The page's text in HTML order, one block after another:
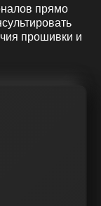
прямо
прошивки и